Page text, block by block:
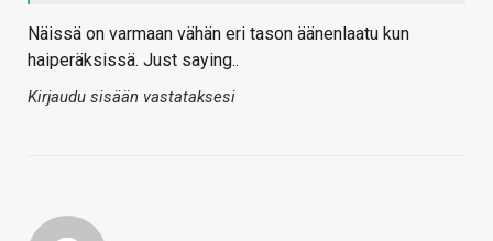
Näissä on varmaan vähän eri tason äänenlaatu kun
haiperäksissä. Just saying..
Kirjaudu sisään vastataksesi